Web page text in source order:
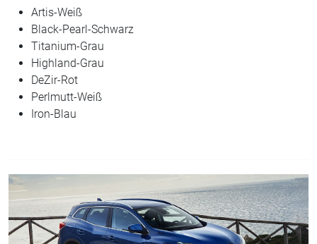
Artis-Weiß
Black-Pearl-Schwarz
Titanium-Grau
Highland-Grau
DeZir-Rot
Perlmutt-Weiß
Iron-Blau